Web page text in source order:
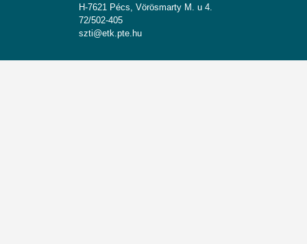
H-7621 Pécs, Vörösmarty M. u 4.
72/502-405
szti@etk.pte.hu